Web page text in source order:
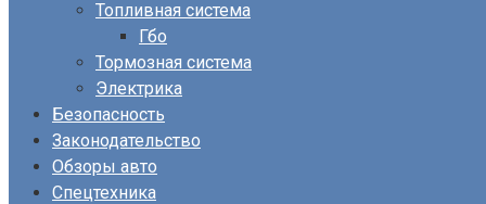
Топливная система
Гбо
Тормозная система
Электрика
Безопасность
Законодательство
Обзоры авто
Спецтехника